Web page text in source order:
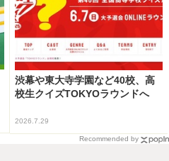
渋幕や東大寺学園など40校、高
校生クイズTOKYOラウンドへ
2026.7.29
Recommended by